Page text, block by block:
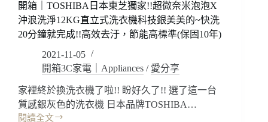
開箱｜TOSHIBA日本東芝獨家!!超微奈米泡泡X
沖浪洗淨12KG直立式洗衣機科技銀美美的~快洗
20分鐘就完成!!高效去汙，節能高標準(保固10年)
2021-11-05
開箱3C家電｜Appliances / 愛分享
家裡終於換洗衣機了啦!! 盼好久了!! 選了這一台
質感銀灰色的洗衣機 日本品牌TOSHIBA…
閱讀全文